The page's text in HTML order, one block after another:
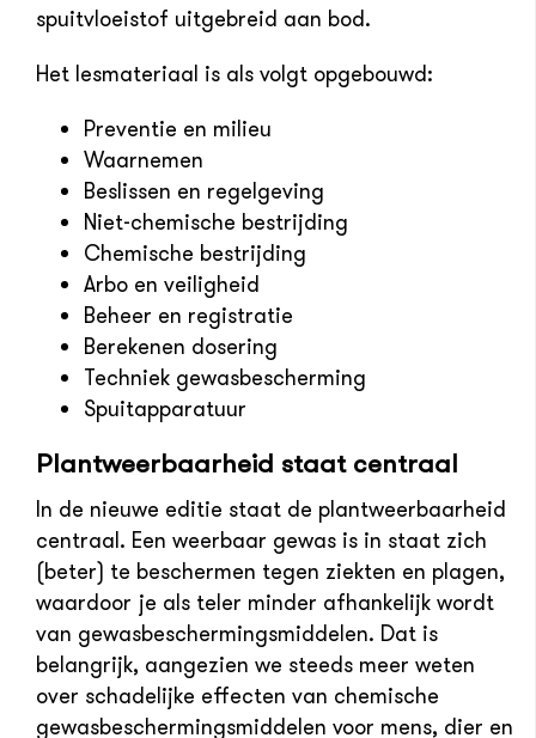
spuitvloeistof uitgebreid aan bod.
Het lesmateriaal is als volgt opgebouwd:
Preventie en milieu
Waarnemen
Beslissen en regelgeving
Niet-chemische bestrijding
Chemische bestrijding
Arbo en veiligheid
Beheer en registratie
Berekenen dosering
Techniek gewasbescherming
Spuitapparatuur
Plantweerbaarheid staat centraal
In de nieuwe editie staat de plantweerbaarheid
centraal. Een weerbaar gewas is in staat zich
(beter) te beschermen tegen ziekten en plagen,
waardoor je als teler minder afhankelijk wordt
van gewasbeschermingsmiddelen. Dat is
belangrijk, aangezien we steeds meer weten
over schadelijke effecten van chemische
gewasbeschermingsmiddelen voor mens, dier en